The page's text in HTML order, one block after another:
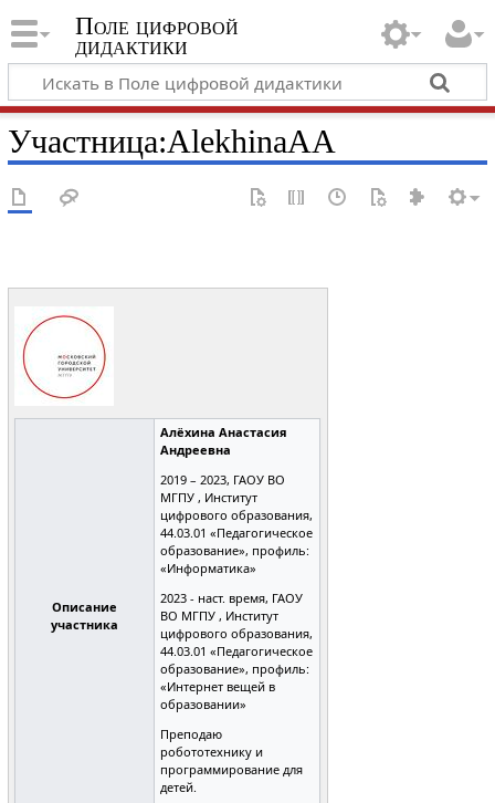
Поле цифровой
дидактики
Участница:AlekhinaAA
Описание
участника
Алёхина Анастасия
Андреевна
2019 – 2023, ГАОУ ВО
МГПУ , Институт
цифрового образования,
44.03.01 «Педагогическое
образование», профиль:
«Информатика»
2023 - наст. время, ГАОУ
ВО МГПУ , Институт
цифрового образования,
44.03.01 «Педагогическое
образование», профиль:
«Интернет вещей в
образовании»
Преподаю
робототехнику и
программирование для
детей.